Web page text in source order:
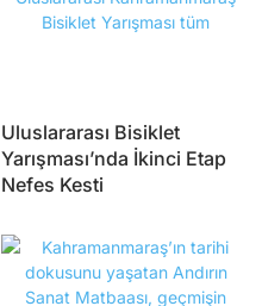
Uluslararası Bisiklet
Yarışması’nda İkinci Etap
Nefes Kesti